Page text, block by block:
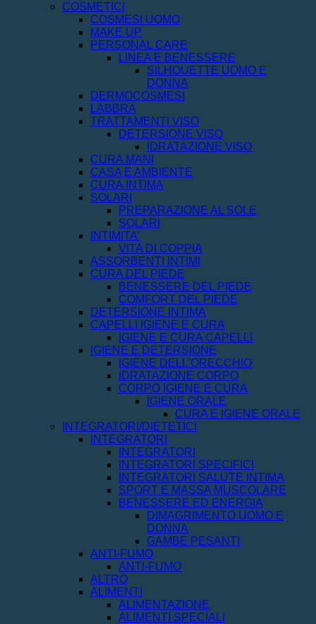
COSMETICI
COSMESI UOMO
MAKE UP
PERSONAL CARE
LINEA E BENESSERE
SILHOUETTE UOMO E
DONNA
DERMOCOSMESI
LABBRA
TRATTAMENTI VISO
DETERSIONE VISO
IDRATAZIONE VISO
CURA MANI
CASA E AMBIENTE
CURA INTIMA
SOLARI
PREPARAZIONE AL SOLE
SOLARI
INTIMITA'
VITA DI COPPIA
ASSORBENTI INTIMI
CURA DEL PIEDE
BENESSERE DEL PIEDE
COMFORT DEL PIEDE
DETERSIONE INTIMA
CAPELLI IGIENE E CURA
IGIENE E CURA CAPELLI
IGIENE E DETERSIONE
IGIENE DELL'ORECCHIO
IDRATAZIONE CORPO
CORPO IGIENE E CURA
IGIENE ORALE
CURA E IGIENE ORALE
INTEGRATORI/DIETETICI
INTEGRATORI
INTEGRATORI
INTEGRATORI SPECIFICI
INTEGRATORI SALUTE INTIMA
SPORT E MASSA MUSCOLARE
BENESSERE ED ENERGIA
DIMAGRIMENTO UOMO E
DONNA
GAMBE PESANTI
ANTI-FUMO
ANTI-FUMO
ALTRO
ALIMENTI
ALIMENTAZIONE
ALIMENTI SPECIALI